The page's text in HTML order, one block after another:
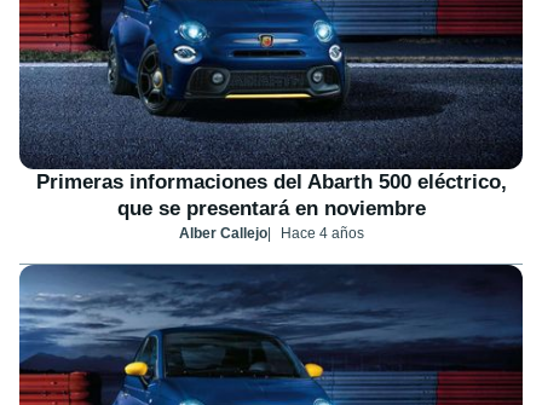
Primeras informaciones del Abarth 500 eléctrico,
que se presentará en noviembre
Alber Callejo Hace 4 años